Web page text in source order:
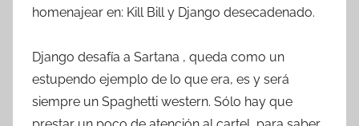
homenajear en: Kill Bill y Django desecadenado.
Django desafía a Sartana , queda como un
estupendo ejemplo de lo que era, es y será
siempre un Spaghetti western. Sólo hay que